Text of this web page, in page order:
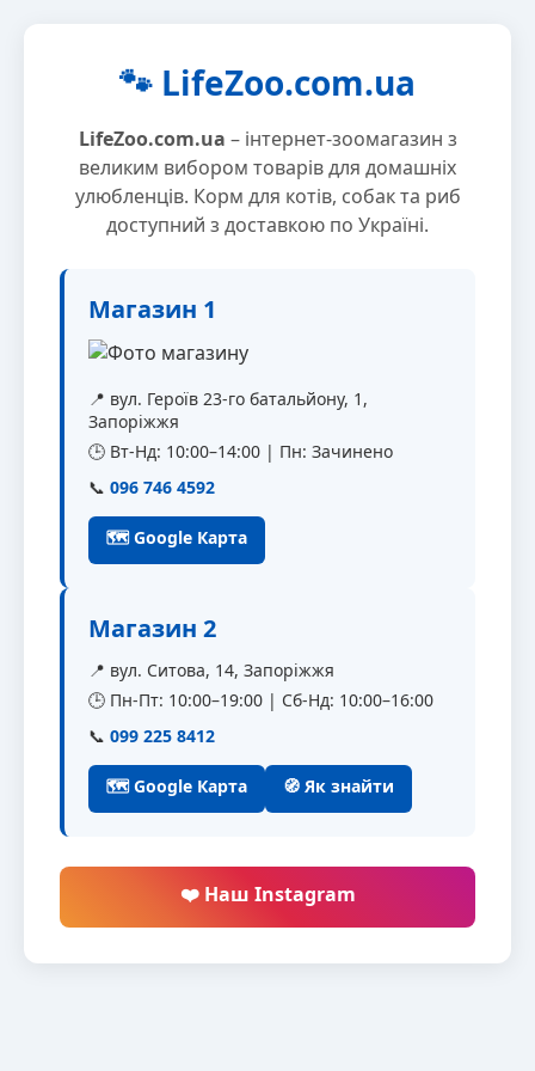
🐾 LifeZoo.com.ua
LifeZoo.com.ua – інтернет-зоомагазин з
великим вибором товарів для домашніх
улюбленців. Корм для котів, собак та риб
доступний з доставкою по Україні.
Магазин 1
📍 вул. Героїв 23-го батальйону, 1,
Запоріжжя
🕒 Вт-Нд: 10:00–14:00 | Пн: Зачинено
📞 096 746 4592
🗺 Google Карта
Магазин 2
📍 вул. Ситова, 14, Запоріжжя
🕒 Пн-Пт: 10:00–19:00 | Сб-Нд: 10:00–16:00
📞 099 225 8412
🗺 Google Карта 🧭 Як знайти
❤️ Наш Instagram